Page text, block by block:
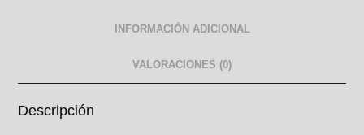
INFORMACIÓN ADICIONAL
VALORACIONES (0)
Descripción